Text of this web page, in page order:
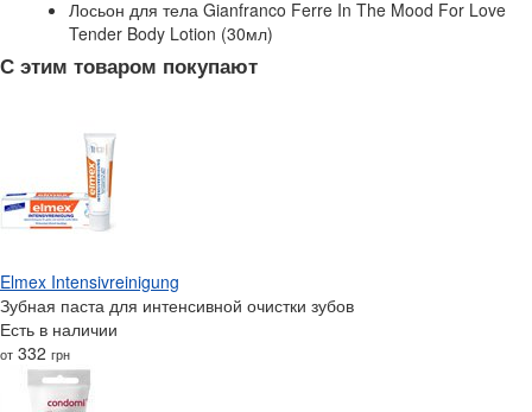
Лосьон для тела Gianfranco Ferre In The Mood For Love
Tender Body Lotion (30мл)
С этим товаром покупают
Elmex Intensivreinigung
Зубная паста для интенсивной очистки зубов
Есть в наличии
от 332 грн